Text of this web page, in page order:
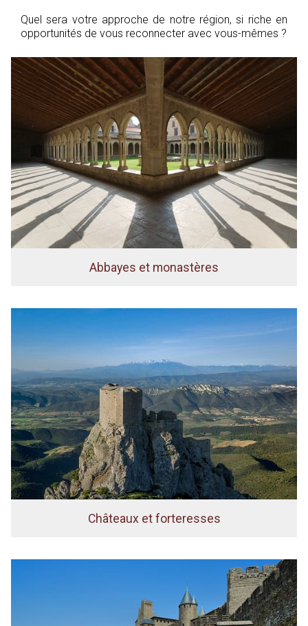
Quel sera votre approche de notre région, si riche en
opportunités de vous reconnecter avec vous-mêmes ?
Abbayes et monastères
Châteaux et forteresses